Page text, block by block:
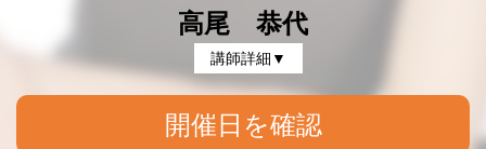
高尾 恭代
講師詳細▼
開催日を確認